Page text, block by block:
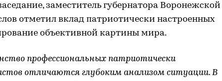
заместитель губернатора Воронежской
отметил вклад патриотически настроенных
объективной картины мира.
профессиональных патриотически
отличаются глубоким анализом ситуации. В